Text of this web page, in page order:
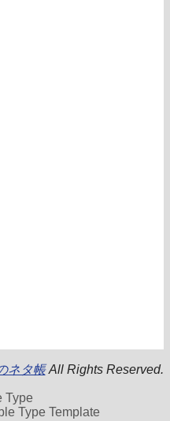
ネタ帳All Rights Reserved.
Type
Type Template